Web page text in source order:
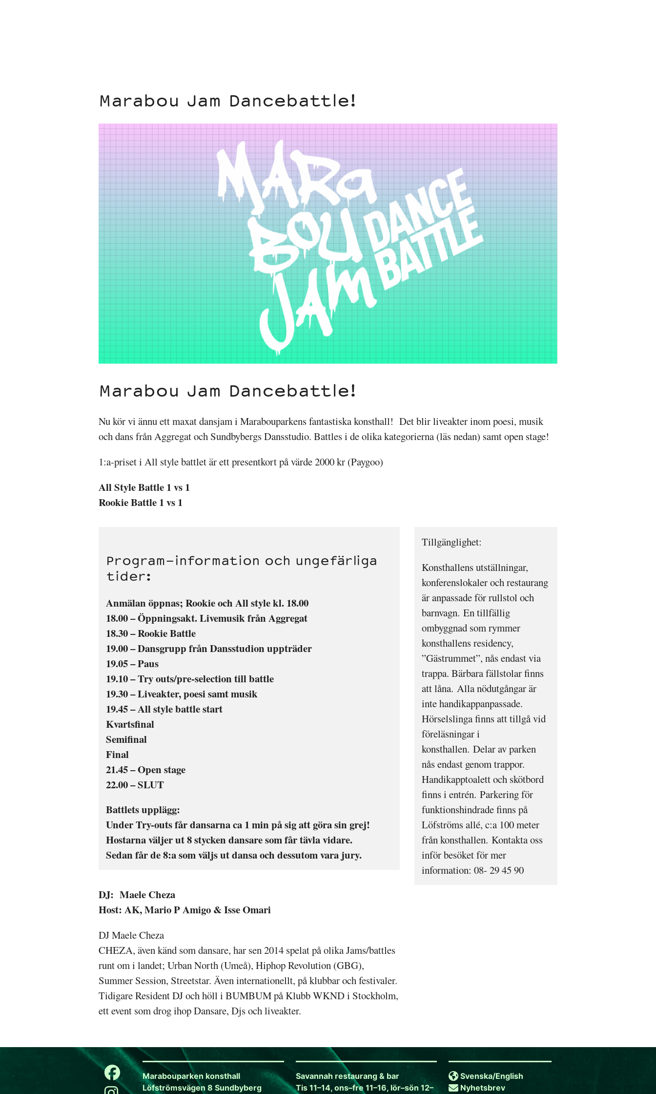
Marabou Jam Dancebattle!
Marabou Jam Dancebattle!
Nu kör vi ännu ett maxat dansjam i Marabouparkens fantastiska konsthall! Det blir liveakter inom poesi, musik
och dans från Aggregat och Sundbybergs Dansstudio. Battles i de olika kategorierna (läs nedan) samt open stage!
1:a-priset i All style battlet är ett presentkort på värde 2000 kr (Paygoo)
All Style Battle 1 vs 1
Rookie Battle 1 vs 1
Program-information och ungefärliga
tider:
Anmälan öppnas; Rookie och All style kl. 18.00
18.00 – Öppningsakt. Livemusik från Aggregat
18.30 – Rookie Battle
19.00 – Dansgrupp från Dansstudion uppträder
19.05 – Paus
19.10 – Try outs/pre-selection till battle
19.30 – Liveakter, poesi samt musik
19.45 – All style battle start
Kvartsfinal
Semifinal
Final
21.45 – Open stage
22.00 – SLUT
Battlets upplägg:
Under Try-outs får dansarna ca 1 min på sig att göra sin grej!
Hostarna väljer ut 8 stycken dansare som får tävla vidare.
Sedan får de 8:a som väljs ut dansa och dessutom vara jury.
DJ: Maele Cheza
Host: AK, Mario P Amigo & Isse Omari
DJ Maele Cheza
CHEZA, även känd som dansare, har sen 2014 spelat på olika Jams/battles
runt om i landet; Urban North (Umeå), Hiphop Revolution (GBG),
Summer Session, Streetstar. Även internationellt, på klubbar och festivaler.
Tidigare Resident DJ och höll i BUMBUM på Klubb WKND i Stockholm,
ett event som drog ihop Dansare, Djs och liveakter.
Tillgänglighet:
Konsthallens utställningar,
konferenslokaler och restaurang
är anpassade för rullstol och
barnvagn. En tillfällig
ombyggnad som rymmer
konsthallens residency,
”Gästrummet”, nås endast via
trappa. Bärbara fällstolar finns
att låna. Alla nödutgångar är
inte handikappanpassade.
Hörselslinga finns att tillgå vid
föreläsningar i
konsthallen. Delar av parken
nås endast genom trappor.
Handikapptoalett och skötbord
finns i entrén. Parkering för
funktionshindrade finns på
Löfströms allé, c:a 100 meter
från konsthallen. Kontakta oss
inför besöket för mer
information: 08- 29 45 90
Marabouparken konsthall
Löfströmsvägen 8 Sundbyberg
Savannah restaurang & bar
Tis 11–14, ons–fre 11–16, lör–sön 12–
Svenska/English
Nyhetsbrev